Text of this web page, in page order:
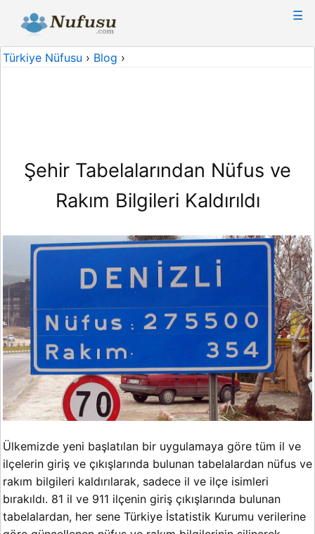
☰
Türkiye Nüfusu › Blog ›
Şehir Tabelalarından Nüfus ve
Rakım Bilgileri Kaldırıldı
Ülkemizde yeni başlatılan bir uygulamaya göre tüm il ve
ilçelerin giriş ve çıkışlarında bulunan tabelalardan nüfus ve
rakım bilgileri kaldırılarak, sadece il ve ilçe isimleri
bırakıldı. 81 il ve 911 ilçenin giriş çıkışlarında bulunan
tabelalardan, her sene Türkiye İstatistik Kurumu verilerine